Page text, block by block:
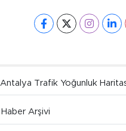
Antalya Trafik Yoğunluk
Haber Arşivi